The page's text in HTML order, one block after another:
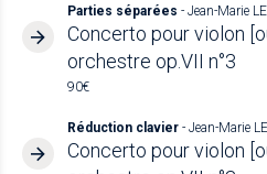
Parties séparées - Jean-Marie
Concerto pour violon
orchestre op.VII n°3
90€
Réduction clavier - Jean-Marie
Concerto pour violon